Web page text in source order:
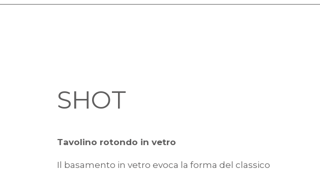
SHOT
Tavolino rotondo in vetro
Il basamento in vetro evoca la forma del classico